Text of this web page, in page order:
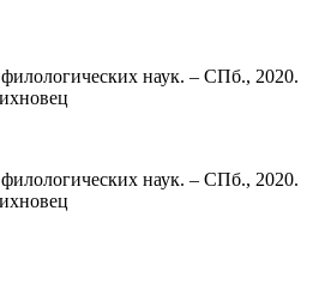
наук. – СПб., 2020.
наук. – СПб., 2020.